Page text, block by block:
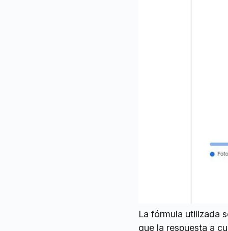
La fórmula utilizada
que la respuesta a